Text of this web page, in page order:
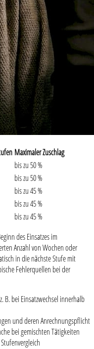
Maximaler Zuschlag
bis zu 50 %
bis zu 50 %
bis zu 45 %
bis zu 45 %
bis zu 45 %
des Einsatzes im
Anzahl von Wochen oder
in die nächste Stufe mit
Fehlerquellen bei der
B. bei Einsatzwechsel innerhalb
und deren Anrechnungspflicht
bei gemischten Tätigkeiten